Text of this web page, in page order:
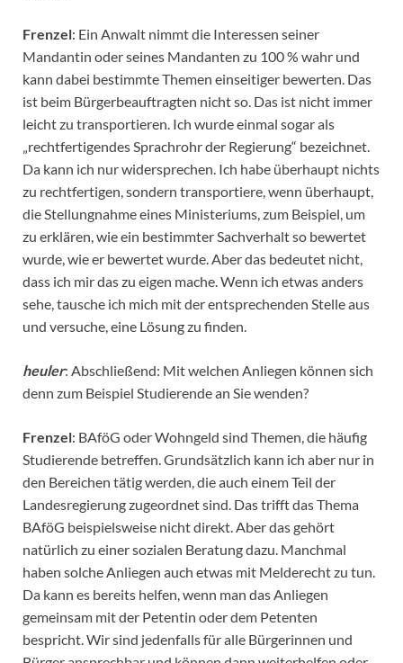
Frenzel: Ein Anwalt nimmt die Interessen seiner
Mandantin oder seines Mandanten zu 100 % wahr und
kann dabei bestimmte Themen einseitiger bewerten. Das
ist beim Bürgerbeauftragten nicht so. Das ist nicht immer
leicht zu transportieren. Ich wurde einmal sogar als
„rechtfertigendes Sprachrohr der Regierung“ bezeichnet.
Da kann ich nur widersprechen. Ich habe überhaupt nichts
zu rechtfertigen, sondern transportiere, wenn überhaupt,
die Stellungnahme eines Ministeriums, zum Beispiel, um
zu erklären, wie ein bestimmter Sachverhalt so bewertet
wurde, wie er bewertet wurde. Aber das bedeutet nicht,
dass ich mir das zu eigen mache. Wenn ich etwas anders
sehe, tausche ich mich mit der entsprechenden Stelle aus
und versuche, eine Lösung zu finden.
heuler: Abschließend: Mit welchen Anliegen können sich
denn zum Beispiel Studierende an Sie wenden?
Frenzel: BAföG oder Wohngeld sind Themen, die häufig
Studierende betreffen. Grundsätzlich kann ich aber nur in
den Bereichen tätig werden, die auch einem Teil der
Landesregierung zugeordnet sind. Das trifft das Thema
BAföG beispielsweise nicht direkt. Aber das gehört
natürlich zu einer sozialen Beratung dazu. Manchmal
haben solche Anliegen auch etwas mit Melderecht zu tun.
Da kann es bereits helfen, wenn man das Anliegen
gemeinsam mit der Petentin oder dem Petenten
bespricht. Wir sind jedenfalls für alle Bürgerinnen und